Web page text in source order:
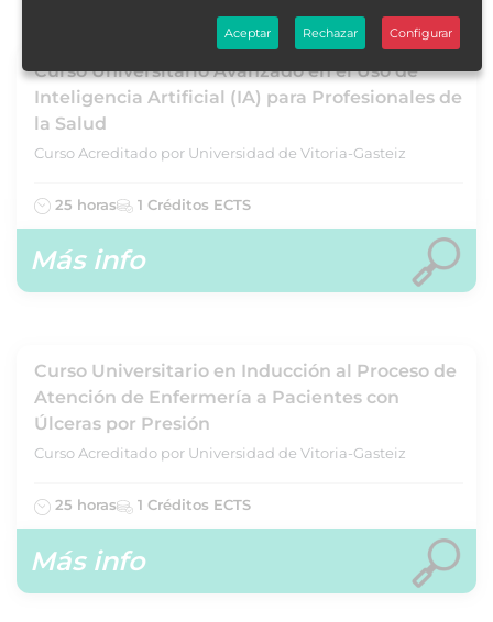
Curso Universitario Avanzado en el Uso de
Inteligencia Artificial (IA) para Profesionales de
la Salud
Curso Acreditado por Universidad de Vitoria-Gasteiz
25 horas 1 Créditos ECTS
Más info
Curso Universitario en Inducción al Proceso de
Atención de Enfermería a Pacientes con
Úlceras por Presión
Curso Acreditado por Universidad de Vitoria-Gasteiz
25 horas 1 Créditos ECTS
Más info
Aceptar Rechazar Configurar